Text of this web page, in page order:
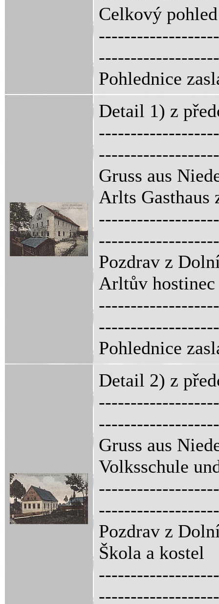
Celkový pohled
-------------------
Pohlednice
Detail 1) z
-------------------
Gruss aus
Arlts Gasthaus
-------------------
Pozdrav z
Arltův
-------------------
Pohlednice
Detail 2) z
-------------------
Gruss aus
Volksschule
-------------------
Pozdrav z
Škola a kostel
-------------------